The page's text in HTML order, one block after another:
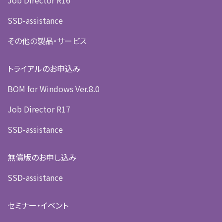
SSD-assistance
その他の製品・サービス
トライアルのお申込み
BOM for Windows Ver.8.0
Job Director R17
SSD-assistance
無償版のお申し込み
SSD-assistance
セミナー・イベント